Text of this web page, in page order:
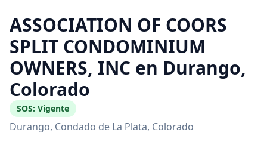
ASSOCIATION OF COORS
SPLIT CONDOMINIUM
OWNERS, INC en Durango,
Colorado
SOS: Vigente
Durango, Condado de La Plata, Colorado